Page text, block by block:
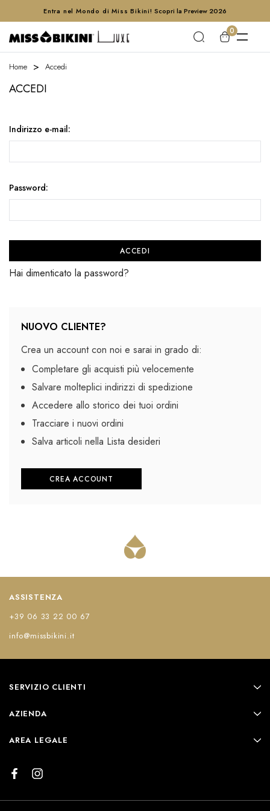
Entra nel Mondo di Miss Bikini! Scopri la Preview 2026
0
Home Accedi
ACCEDI
Indirizzo e-mail:
Password:
Hai dimenticato la password?
NUOVO CLIENTE?
Crea un account con noi e sarai in grado di:
Completare gli acquisti più velocemente
Salvare molteplici indirizzi di spedizione
Accedere allo storico dei tuoi ordini
Tracciare i nuovi ordini
Salva articoli nella Lista desideri
CREA ACCOUNT
ASSISTENZA
+39 06 33 22 00 67
info@missbikini.it
SERVIZIO CLIENTI
AZIENDA
AREA LEGALE